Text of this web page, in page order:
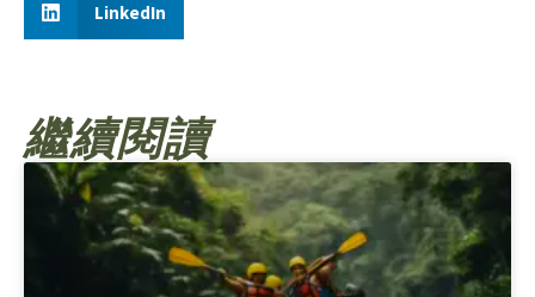
LinkedIn
繼續閱讀